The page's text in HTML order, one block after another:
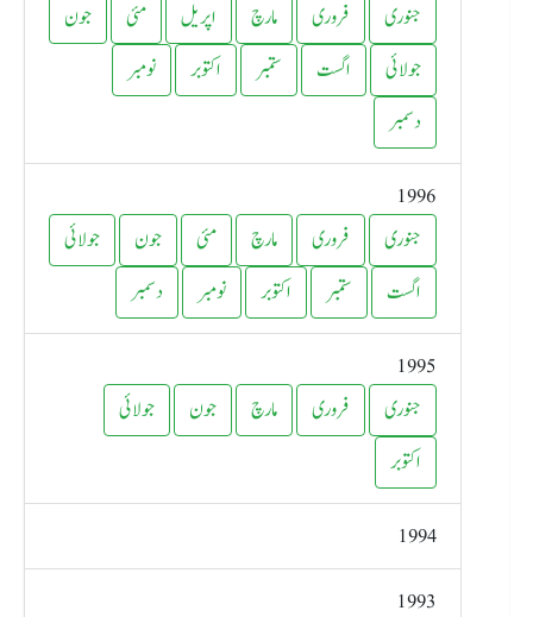
جنوری
فروری مارچ اپریل مئی
جون
جولائی
اگست ستمبر اکتوبر
نومبر
دسمبر
1996
جنوری
فروری مارچ مئی جون
جولائی
اگست
ستمبر اکتوبر نومبر دسمبر
1995
جنوری
فروری مارچ جون
جولائی
اکتوبر
1994
1993